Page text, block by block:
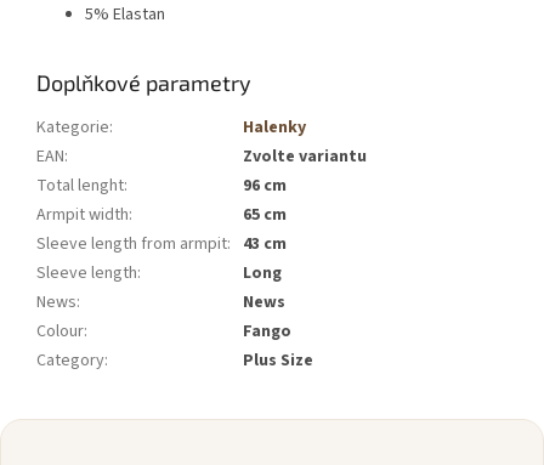
5% Elastan
Doplňkové parametry
Kategorie:
Halenky
EAN:
Zvolte variantu
Total lenght:
96 cm
Armpit width:
65 cm
Sleeve length from armpit: 43 cm
Sleeve length:
Long
News:
News
Colour:
Fango
Category: Plus Size
Z